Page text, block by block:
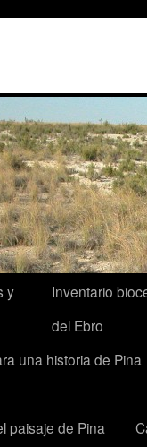
y
Inventario
del Ebro
una historia de Pina
paisaje de Pina